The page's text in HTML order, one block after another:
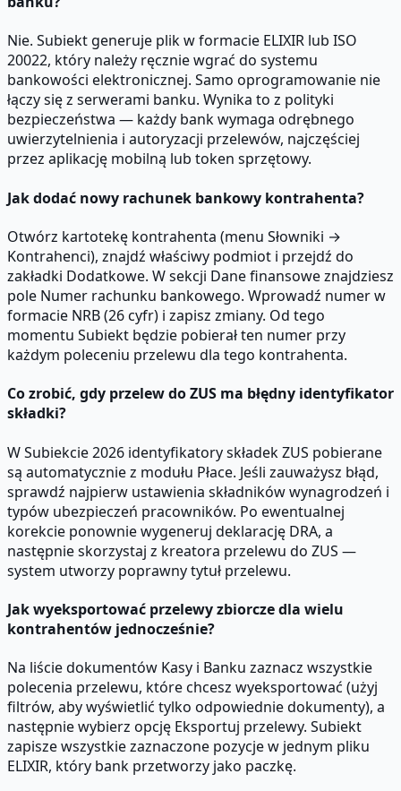
Nie. Subiekt generuje plik w formacie ELIXIR lub ISO
20022, który należy ręcznie wgrać do systemu
bankowości elektronicznej. Samo oprogramowanie nie
łączy się z serwerami banku. Wynika to z polityki
bezpieczeństwa — każdy bank wymaga odrębnego
uwierzytelnienia i autoryzacji przelewów, najczęściej
przez aplikację mobilną lub token sprzętowy.
Jak dodać nowy rachunek bankowy kontrahenta?
Otwórz kartotekę kontrahenta (menu Słowniki →
Kontrahenci), znajdź właściwy podmiot i przejdź do
zakładki Dodatkowe. W sekcji Dane finansowe znajdziesz
pole Numer rachunku bankowego. Wprowadź numer w
formacie NRB (26 cyfr) i zapisz zmiany. Od tego
momentu Subiekt będzie pobierał ten numer przy
każdym poleceniu przelewu dla tego kontrahenta.
Co zrobić, gdy przelew do ZUS ma błędny identyfikator
składki?
W Subiekcie 2026 identyfikatory składek ZUS pobierane
są automatycznie z modułu Płace. Jeśli zauważysz błąd,
sprawdź najpierw ustawienia składników wynagrodzeń i
typów ubezpieczeń pracowników. Po ewentualnej
korekcie ponownie wygeneruj deklarację DRA, a
następnie skorzystaj z kreatora przelewu do ZUS —
system utworzy poprawny tytuł przelewu.
Jak wyeksportować przelewy zbiorcze dla wielu
kontrahentów jednocześnie?
Na liście dokumentów Kasy i Banku zaznacz wszystkie
polecenia przelewu, które chcesz wyeksportować (użyj
filtrów, aby wyświetlić tylko odpowiednie dokumenty), a
następnie wybierz opcję Eksportuj przelewy. Subiekt
zapisze wszystkie zaznaczone pozycje w jednym pliku
ELIXIR, który bank przetworzy jako paczkę.